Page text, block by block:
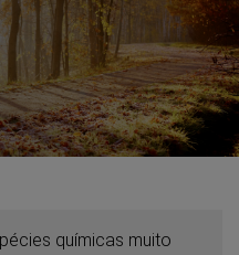
químicas muito